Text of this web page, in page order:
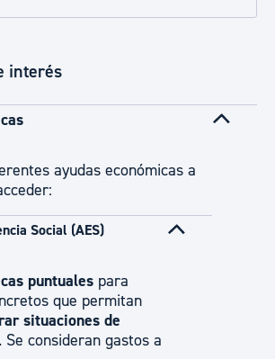
interés
ayudas económicas a
Social (AES)
puntuales para
que permitan
situaciones de
. Se consideran gastos a